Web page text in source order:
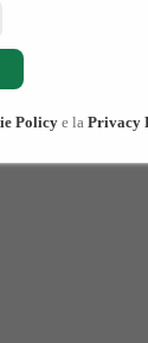
Policye la Privacy